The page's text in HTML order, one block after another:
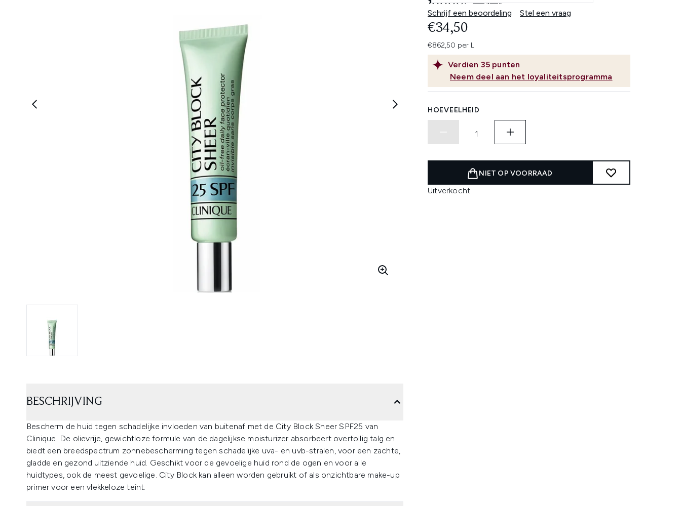
Lees
41
beoordelingen.
Schrijf een beoordeling
Stel een vraag
Verdien 35 punten
Neem deel aan het loyaliteitsprogramma
€34,50
€862,50 per L
HOEVEELHEID
NIET OP VOORRAAD
Uitverkocht
BESCHRIJVING
Bescherm de huid tegen schadelijke invloeden van buitenaf met de City Block Sheer SPF25 van
Clinique. De olievrije, gewichtloze formule van de dagelijkse moisturizer absorbeert overtollig talg en
biedt een breedspectrum zonnebescherming tegen schadelijke uva- en uvb-stralen, voor een zachte,
gladde en gezond uitziende huid. Geschikt voor de gevoelige huid rond de ogen en voor alle
huidtypes, ook de meest gevoelige. City Block kan alleen worden gebruikt of als onzichtbare make-up
primer voor een vlekkeloze teint.